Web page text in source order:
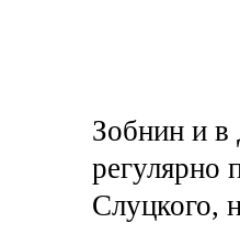
Зобнин и в
регулярно
Слуцкого,